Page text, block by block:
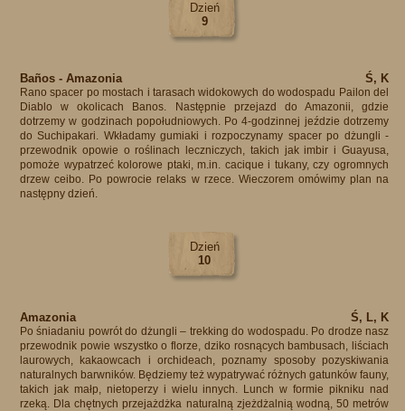
Dzień
9
Baños - Amazonia Ś, K
Rano spacer po mostach i tarasach widokowych do wodospadu Pailon del
Diablo w okolicach Banos. Następnie przejazd do Amazonii, gdzie
dotrzemy w godzinach popołudniowych. Po 4-godzinnej jeździe dotrzemy
do Suchipakari. Wkładamy gumiaki i rozpoczynamy spacer po dżungli -
przewodnik opowie o roślinach leczniczych, takich jak imbir i Guayusa,
pomoże wypatrzeć kolorowe ptaki, m.in. cacique i tukany, czy ogromnych
drzew ceibo. Po powrocie relaks w rzece. Wieczorem omówimy plan na
następny dzień.
Dzień
10
Amazonia Ś, L, K
Po śniadaniu powrót do dżungli – trekking do wodospadu. Po drodze nasz
przewodnik powie wszystko o florze, dziko rosnących bambusach, liściach
laurowych, kakaowcach i orchideach, poznamy sposoby pozyskiwania
naturalnych barwników. Będziemy też wypatrywać różnych gatunków fauny,
takich jak małp, nietoperzy i wielu innych. Lunch w formie pikniku nad
rzeką. Dla chętnych przejażdżka naturalną zjeżdżalnią wodną, 50 metrów